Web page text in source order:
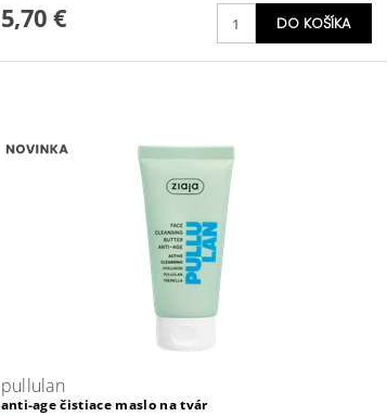
5,70 €
pullulan
anti-age čistiace maslo na tvár